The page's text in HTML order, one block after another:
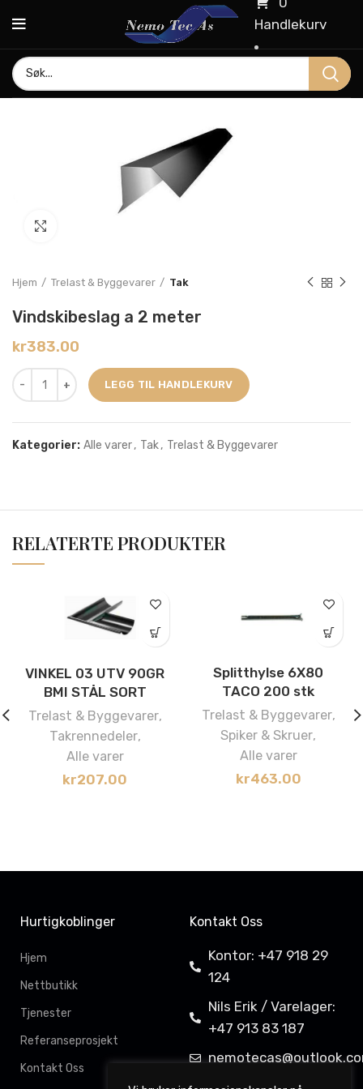
Handlekurv
Hjem Trelast & Byggevarer Tak
Vindskibeslag a 2 meter
kr383.00
LEGG TIL HANDLEKURV
Kategorier: Alle varer, Tak, Trelast & Byggevarer
RELATERTE PRODUKTER
VINKEL 03 UTV 90GR
BMI STÅL SORT
Trelast & Byggevarer,
Takrennedeler,
Alle varer
kr207.00
Splitthylse 6X80
TACO 200 stk
Trelast & Byggevarer,
Spiker & Skruer,
Alle varer
kr463.00
Hurtigkoblinger
Hjem
Nettbutikk
Tjenester
Referanseprosjekt
Kontakt Oss
Kontakt Oss
Kontor: +47 918 29
124
Nils Erik / Varelager:
+47 913 83 187